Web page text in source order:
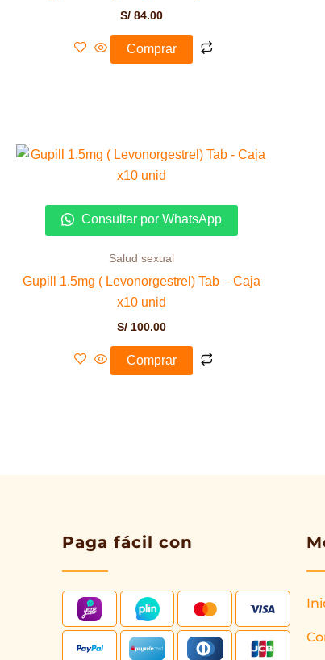
S/ 84.00
Comprar
Consultar por WhatsApp
Salud sexual
Gupill 1.5mg ( Levonorgestrel) Tab – Caja
x10 unid
S/ 100.00
Comprar
Paga fácil con